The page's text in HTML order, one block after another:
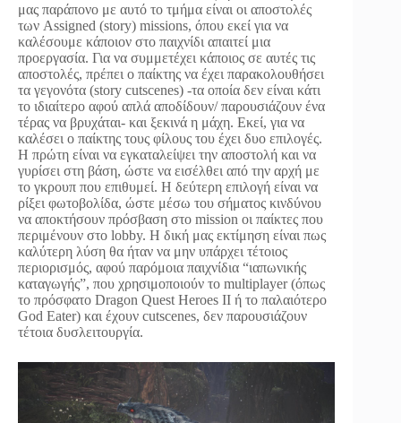
μας παράπονο με αυτό το τμήμα είναι οι αποστολές
των Assigned (story) missions, όπου εκεί για να
καλέσουμε κάποιον στο παιχνίδι απαιτεί μια
προεργασία. Για να συμμετέχει κάποιος σε αυτές τις
αποστολές, πρέπει ο παίκτης να έχει παρακολουθήσει
τα γεγονότα (story cutscenes) -τα οποία δεν είναι κάτι
το ιδιαίτερο αφού απλά αποδίδουν/ παρουσιάζουν ένα
τέρας να βρυχάται- και ξεκινά η μάχη. Εκεί, για να
καλέσει ο παίκτης τους φίλους του έχει δυο επιλογές.
Η πρώτη είναι να εγκαταλείψει την αποστολή και να
γυρίσει στη βάση, ώστε να εισέλθει από την αρχή με
το γκρουπ που επιθυμεί. Η δεύτερη επιλογή είναι να
ρίξει φωτοβολίδα, ώστε μέσω του σήματος κινδύνου
να αποκτήσουν πρόσβαση στο mission οι παίκτες που
περιμένουν στο lobby. Η δική μας εκτίμηση είναι πως
καλύτερη λύση θα ήταν να μην υπάρχει τέτοιος
περιορισμός, αφού παρόμοια παιχνίδια “ιαπωνικής
καταγωγής”, που χρησιμοποιούν το multiplayer (όπως
το πρόσφατο Dragon Quest Heroes II ή το παλαιότερο
God Eater) και έχουν cutscenes, δεν παρουσιάζουν
τέτοια δυσλειτουργία.